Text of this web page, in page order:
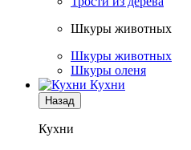
Шкуры животных
Шкуры животных
Шкуры оленя
Кухни
Назад
Кухни